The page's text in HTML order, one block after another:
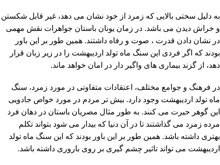
به دلیل سختی بالایی که زمرد از خود نشان می دهد، غیر قابل شکستن
و خراش دیدن می باشد. در زمان یونان باستان جواهرات نقش مهمی
در نشان دادن قدرت ، صوت و رفاه داشتند. همین طور بر این باور
بودند که اگر فردی این سنگ ماه تولد اردیبهشت را در زیر زبان قرار
دهد، از گزند بیماری های واگیر دار در امان خواهد ماند.
در فرهنگ و جوامع مختلف، اعتقادات متفاوتی در مورد زمرد، سنگ
ماه تولد اردیبهشت وجود دارد. بیش تر مردم در مورد خواص جادویی
این گوهر حیرت می کنند. به طور مثال مصریان باستان در دهان فرد
مرده زمرد می گذاشتند تا در آن دنیا که بیدار می شود بتواند تکلم
بهتری داشته باشد. همین طور بر این باور بودند که این سنگ ماه تولد
اردیبهشت می تواند تاثیر چشم گیری بر روی باروری داشته باشد.